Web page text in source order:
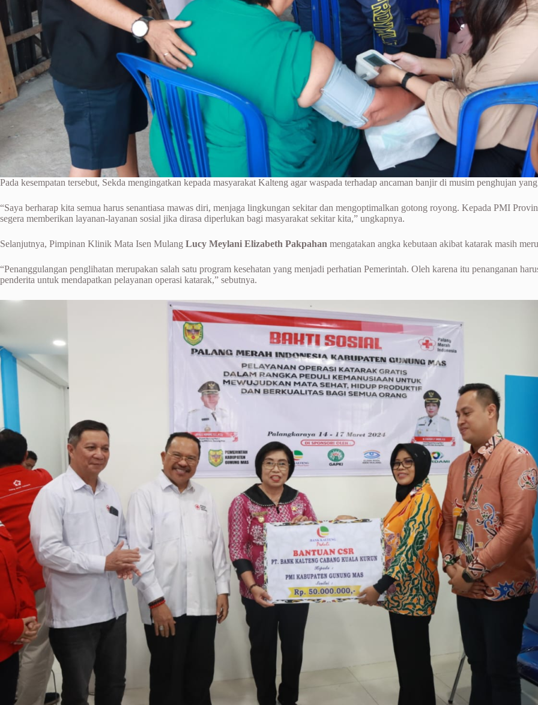
Pada kesempatan tersebut, Sekda mengingatkan kepada masyarakat Kalteng agar waspada terhadap ancaman banjir di musim penghujan
“Saya berharap kita semua harus senantiasa mawas diri, menjaga lingkungan sekitar dan mengoptimalkan gotong royong. Kepada PMI
segera memberikan layanan-layanan sosial jika dirasa diperlukan bagi masyarakat sekitar kita,” ungkapnya.
Selanjutnya, Pimpinan Klinik Mata Isen Mulang Lucy Meylani Elizabeth Pakpahan mengatakan angka kebutaan akibat katarak masih
“Penanggulangan penglihatan merupakan salah satu program kesehatan yang menjadi perhatian Pemerintah. Oleh karena itu penanganan
penderita untuk mendapatkan pelayanan operasi katarak,” sebutnya.